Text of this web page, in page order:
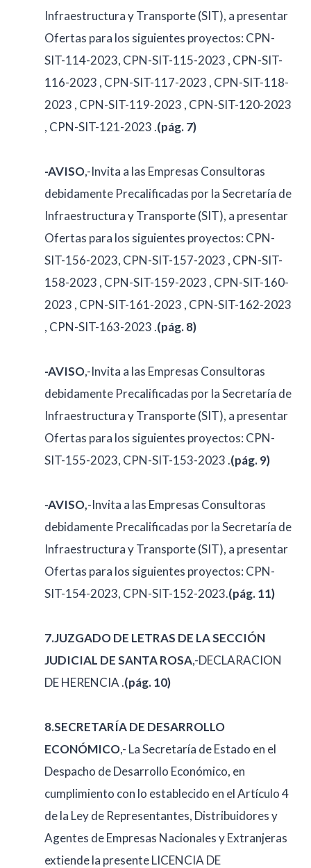
Infraestructura y Transporte (SIT), a presentar
Ofertas para los siguientes proyectos: CPN-
SIT-114-2023, CPN-SIT-115-2023 , CPN-SIT-
116-2023 , CPN-SIT-117-2023 , CPN-SIT-118-
2023 , CPN-SIT-119-2023 , CPN-SIT-120-2023
, CPN-SIT-121-2023 .(pág. 7)
-AVISO,-Invita a las Empresas Consultoras
debidamente Precalificadas por la Secretaría de
Infraestructura y Transporte (SIT), a presentar
Ofertas para los siguientes proyectos: CPN-
SIT-156-2023, CPN-SIT-157-2023 , CPN-SIT-
158-2023 , CPN-SIT-159-2023 , CPN-SIT-160-
2023 , CPN-SIT-161-2023 , CPN-SIT-162-2023
, CPN-SIT-163-2023 .(pág. 8)
-AVISO,-Invita a las Empresas Consultoras
debidamente Precalificadas por la Secretaría de
Infraestructura y Transporte (SIT), a presentar
Ofertas para los siguientes proyectos: CPN-
SIT-155-2023, CPN-SIT-153-2023 .(pág. 9)
-AVISO,-Invita a las Empresas Consultoras
debidamente Precalificadas por la Secretaría de
Infraestructura y Transporte (SIT), a presentar
Ofertas para los siguientes proyectos: CPN-
SIT-154-2023, CPN-SIT-152-2023.(pág. 11)
7.JUZGADO DE LETRAS DE LA SECCIÓN
JUDICIAL DE SANTA ROSA,-DECLARACION
DE HERENCIA .(pág. 10)
8.SECRETARÍA DE DESARROLLO
ECONÓMICO,- La Secretaría de Estado en el
Despacho de Desarrollo Económico, en
cumplimiento con lo establecido en el Artículo 4
de la Ley de Representantes, Distribuidores y
Agentes de Empresas Nacionales y Extranjeras
extiende la presente LICENCIA DE